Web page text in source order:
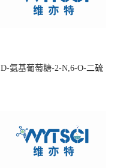
D-氨基葡萄糖-2-N,6-O-二硫